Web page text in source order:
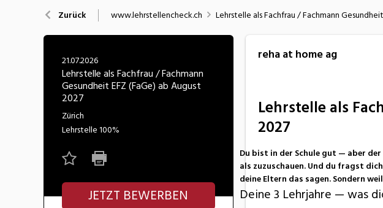
Nahrung
Wirtschaft/Verwaltung
Zurück www.lehrstellencheck.ch Lehrstelle als Fachfrau / Fachmann
21.07.2026
Lehrstelle als Fachfrau / Fachmann
Gesundheit EFZ (FaGe) ab August
2027
Zürich
Lehrstelle100%
JETZT BEWERBEN
reha at home ag
Lehrstelle als
2027
Du bist in der Schule gut — aber
als zuzuschauen. Und du fragst
deine Eltern das sagen. Sondern
Deine 3 Lehrjahre — was